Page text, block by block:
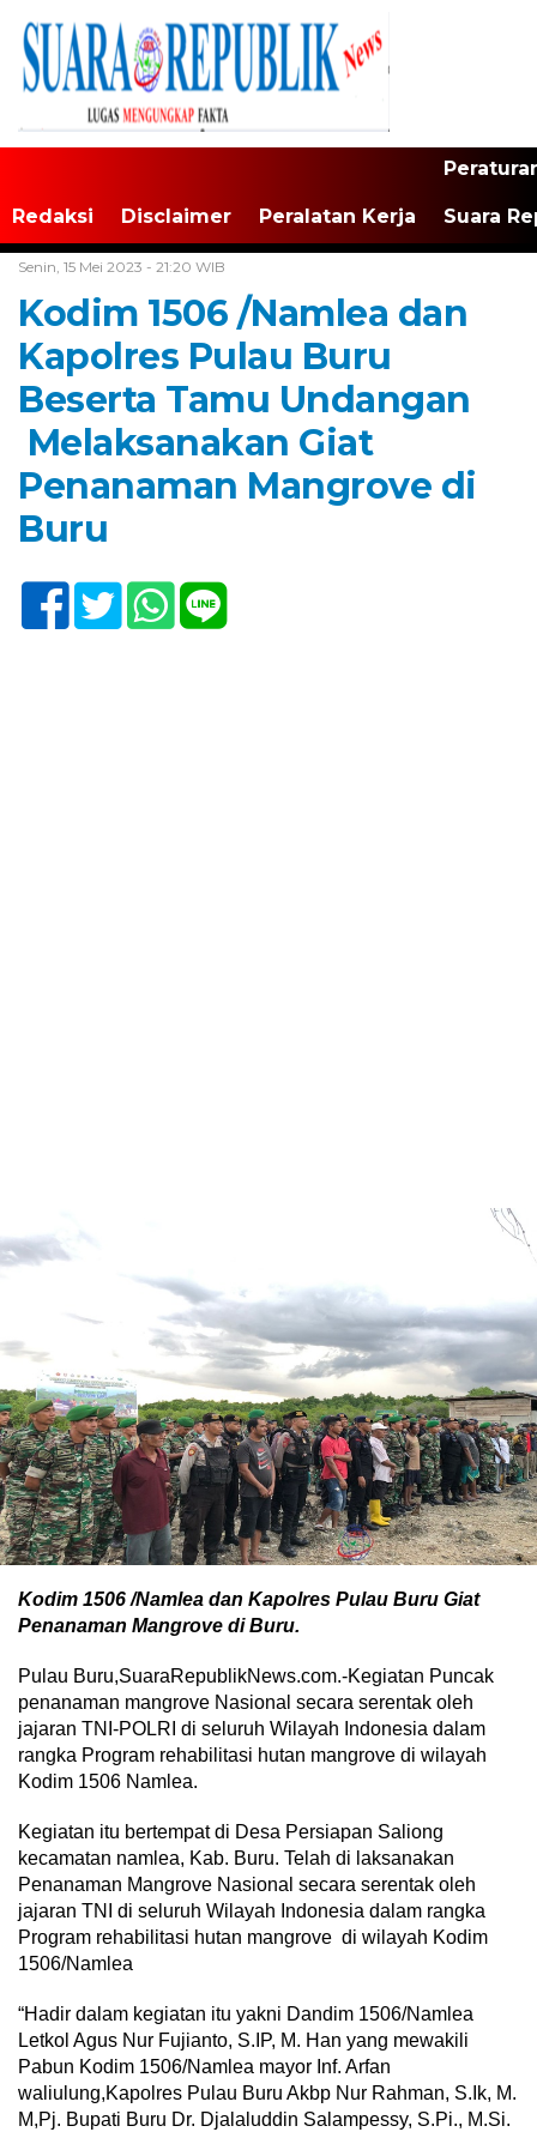
Redaksi Disclaimer Peralatan Kerja Suara
Senin, 15 Mei 2023 - 21:20 WIB
Kodim 1506 /Namlea dan
Kapolres Pulau Buru
Beserta Tamu Undangan
Melaksanakan Giat
Penanaman Mangrove di
Buru
Kodim 1506 /Namlea dan Kapolres Pulau Buru Giat
Penanaman Mangrove di Buru.
Pulau Buru,SuaraRepublikNews.com.-Kegiatan Puncak
penanaman mangrove Nasional secara serentak oleh
jajaran TNI-POLRI di seluruh Wilayah Indonesia dalam
rangka Program rehabilitasi hutan mangrove di wilayah
Kodim 1506 Namlea.
Kegiatan itu bertempat di Desa Persiapan Saliong
kecamatan namlea, Kab. Buru. Telah di laksanakan
Penanaman Mangrove Nasional secara serentak oleh
jajaran TNI di seluruh Wilayah Indonesia dalam rangka
Program rehabilitasi hutan mangrove di wilayah Kodim
1506/Namlea
“Hadir dalam kegiatan itu yakni Dandim 1506/Namlea
Letkol Agus Nur Fujianto, S.IP, M. Han yang mewakili
Pabun Kodim 1506/Namlea mayor Inf. Arfan
waliulung,Kapolres Pulau Buru Akbp Nur Rahman, S.Ik, M.
M,Pj. Bupati Buru Dr. Djalaluddin Salampessy, S.Pi., M.Si.